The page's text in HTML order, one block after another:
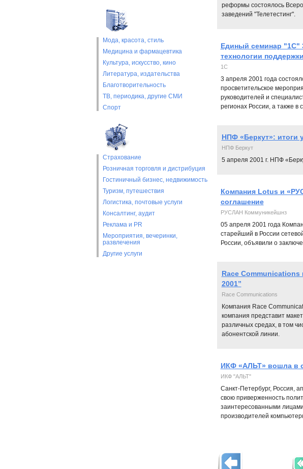
Мода, красота, стиль
Медицина и фармацевтика
Культура, искусство, кино
Литература, издательства
Благотворительность
ТВ, периодика, другие СМИ
Спорт
Страхование
Розничная торговля и дистрибуция
Гостиничный бизнес, недвижимость
Туризм, путешествия
Логистика, почтовые услуги
Консалтинг, аудит
Реклама и PR
Мероприятия, вечеринки,
развлечения
Другие услуги
реформы состоялось
заведений "Телетестинг".
Единый семинар "1С"
технологии
1C
3 апреля 2001 года
просветительское
руководителей и
регионах России, а также
НПФ «Беркут»: итоги
НПФ Беркут
5 апреля 2001 г. НПФ
Компания Lotus и
соглашение
РУСЛАН Коммуникейшнз
05 апреля 2001 года
старейший в России
России, объявили о
Race Communications
2001”
Race Communications
Компания Race
компания представит
различных средах, в том
абонентской линии.
ИКФ «АЛЬТ» вошла в
ИКФ "АЛЬТ"
Санкт-Петербург, Россия,
свою приверженность
заинтересованными лицами
производителей